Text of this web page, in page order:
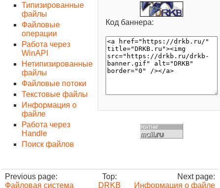
Типизированные
файлы
Файловые
операции
Работа через
WinAPI
Нетипизированные
файлы
Файловые потоки
Текстовые файлы
Информация о
файле
Работа через
Handle
Поиск файлов
Код баннера:
Previous page:
Файловая система
Top:
DRKB
Next page:
Информация о файле